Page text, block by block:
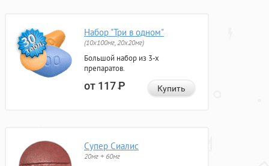
Набор "Три в одном"
(10x100мг, 20x20мг)
Большой набор из 3-х
препаратов.
от 117Р Купить
Супер Сиалис
20мг + 60мг